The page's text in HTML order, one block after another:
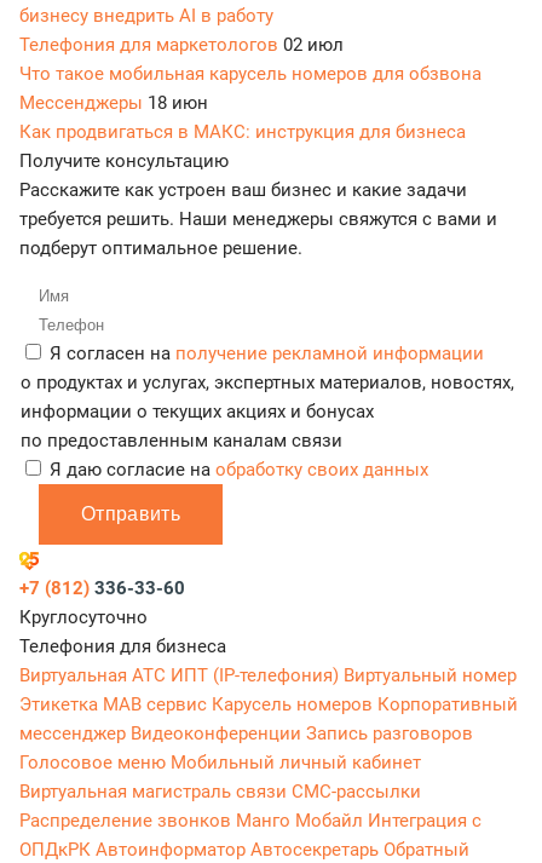
бизнесу внедрить AI в работу
Телефония для маркетологов 02 июл
Что такое мобильная карусель номеров для обзвона
Мессенджеры 18 июн
Как продвигаться в МАКС: инструкция для бизнеса
Получите консультацию
Расскажите как устроен ваш бизнес и какие задачи
требуется решить. Наши менеджеры свяжутся с вами и
подберут оптимальное решение.
Я согласен на получение рекламной информации
о продуктах и услугах, экспертных материалов, новостях,
информации о текущих акциях и бонусах
по предоставленным каналам связи
Я даю согласие на обработку своих данных
Отправить
+7 (812) 336-33-60
Круглосуточно
Телефония для бизнеса
Виртуальная АТС ИПТ (IP-телефония) Виртуальный номер
Этикетка МАВ сервис Карусель номеров Корпоративный
мессенджер Видеоконференции Запись разговоров
Голосовое меню Мобильный личный кабинет
Виртуальная магистраль связи СМС-рассылки
Распределение звонков Манго Мобайл Интеграция с
ОПДкРК Автоинформатор Автосекретарь Обратный